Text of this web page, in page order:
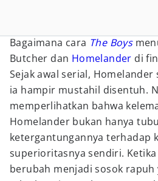
Bagaimana cara The Boys
Butcher dan Homelander di
Sejak awal serial,
ia hampir mustahil disentuh.
memperlihatkan bahwa
Homelander bukan hanya
ketergantungannya terhadap
superioritasnya sendiri.
berubah menjadi sosok rapuh